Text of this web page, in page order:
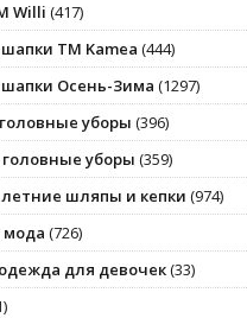
Willi (417)
ТМ Kamea (444)
Осень-Зима (1297)
уборы (396)
уборы (359)
шляпы и кепки (974)
(726)
для девочек(33)